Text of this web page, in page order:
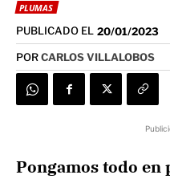
PLUMAS
PUBLICADO EL 20/01/2023
PORCARLOS VILLALOBOS
Pongamos todo en